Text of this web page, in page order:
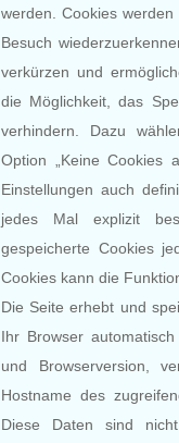
werden. Cookies
Besuch
verkürzen und
die Möglichkeit, das
verhindern. Dazu
Option „Keine Cookies
Einstellungen auch
jedes Mal explizit
gespeicherte Cookies
Cookies kann die
Die Seite erhebt und
Ihr Browser
und Browserversion,
Hostname des
Diese Daten sind